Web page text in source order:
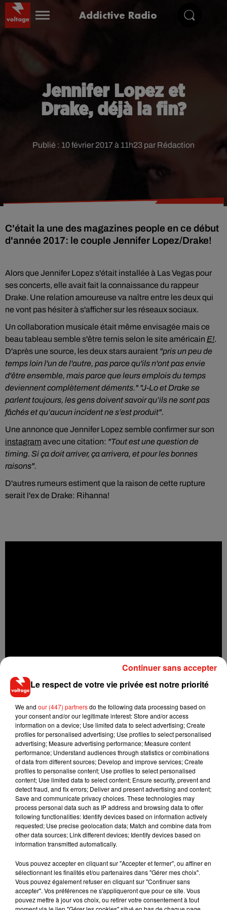
Addictive Radio
Jennifer Lopez et
Drake, déjà la fin?
Publié : 10 février 2017 à 11h23 par Rédaction
C'était la une des magazines people en ce début
d'année 2017: le couple Jennifer Lopez/Drake!
Alors que Jennifer Lopez s'était installée à Las Vegas pour
ses concerts, elle avait fait la connaissance du rappeur
Drake. Une relation amoureuse va naître entre les deux qui
ne vont pas hésiter à s'afficher sur les réseaux sociaux.
Un collaboration musicale était même envisagée mais ce
beau tableau semble s'être ternis selon le site américain E!.
D'après une source, les deux stars auraient "pris un peu de
temps loin l'un de l'autre, pas parce qu'ils n'ont pas envie
d'être ensemble, mais parce que leurs emplois du temps
deviennent complètement déments." "J-Lo et Drake se
parlent toujours, les gens doivent savoir qu’ils ne sont pas
fâchés et qu’au­cun inci­dent ne s’est produit".
Une annonce que Jennifer Lopez semble confirmer sur son
instagram avec une citation: "Tout est une question de
timing. Si ça doit arriver, ça arrivera, et pour les bonnes
raisons".
D'autres rumeurs estiment que la raison de cette rupture
serait l'ex de Drake: Rihanna!
Musique
6 août 2026
Il y a 10 ans, DJ Snake changeait de
dimension avec son premier...
Fred again.. et Latin Mafia dévoilent enfin
leur mixtape créée en...
Le respect de votre vie privée est notre priorité
We and our (447) partnersdo the following data processing based on
your consent and/or our legitimate interest: Store and/or access
information on a device; Use limited data to select advertising; Create
profiles for personalised advertising; Use profiles to select personalised
advertising; Measure advertising performance; Measure content
performance; Understand audiences through statistics or combinations
of data from different sources; Develop and improve services; Create
profiles to personalise content; Use profiles to select personalised
content; Use limited data to select content; Ensure security, prevent and
detect fraud, and fix errors; Deliver and present advertising and content;
Save and communicate privacy choices. These technologies may
process personal data such as IP address and browsing data to offer
following functionalities: Identify devices based on information actively
requested; Use precise geolocation data; Match and combine data from
other data sources; Link different devices; Identify devices based on
information transmitted automatically.
Vous pouvez accepter en cliquant sur "Accepter et fermer", ou affiner en
sélectionnant les finalités et/ou partenaires dans "Gérer mes choix".
Vous pouvez également refuser en cliquant sur "Continuer sans
accepter". Vos préférences ne s'appliqueront que pour ce site. Vous
pouvez mettre à jour vos choix, ou retirer votre consentement à tout
Continuer sans accepter